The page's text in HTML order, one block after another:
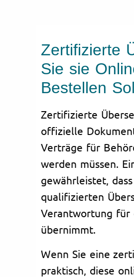
Zertifizierte
Sie sie
Bestellen
Zertifizierte
offizielle
Verträge für
werden müssen.
gewährleistet,
qualifizierten
Verantwortung für
übernimmt.
Wenn Sie eine
praktisch, diese